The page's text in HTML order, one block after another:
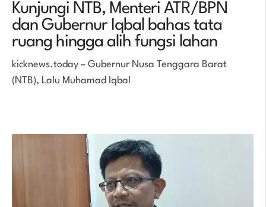
Kunjungi NTB, Menteri ATR/BPN
dan Gubernur Iqbal bahas tata
ruang hingga alih fungsi lahan
kicknews.today – Gubernur Nusa Tenggara Barat
(NTB), Lalu Muhamad Iqbal